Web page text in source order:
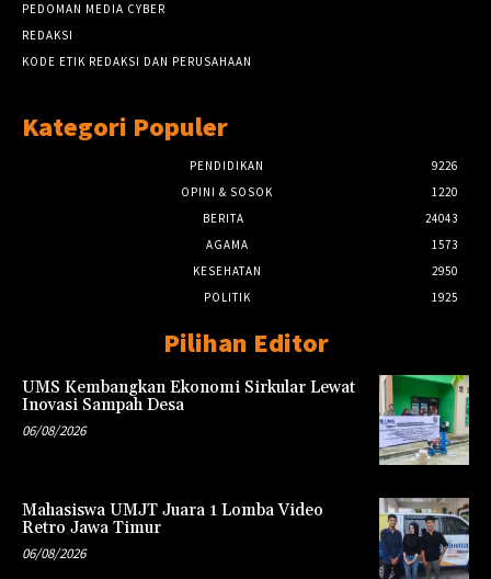
PEDOMAN MEDIA CYBER
REDAKSI
KODE ETIK REDAKSI DAN PERUSAHAAN
Kategori Populer
PENDIDIKAN
9226
OPINI & SOSOK
1220
BERITA
24043
AGAMA
1573
KESEHATAN
2950
POLITIK
1925
Pilihan Editor
UMS Kembangkan Ekonomi Sirkular Lewat
Inovasi Sampah Desa
06/08/2026
Mahasiswa UMJT Juara 1 Lomba Video
Retro Jawa Timur
06/08/2026